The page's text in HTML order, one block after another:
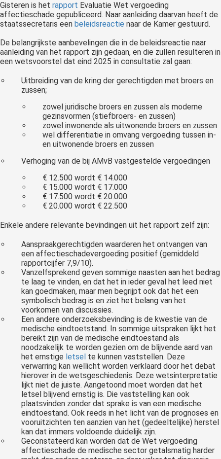
Gisteren is het rapport Evaluatie Wet vergoeding
affectieschade gepubliceerd. Naar aanleiding daarvan heeft de
staatssecretaris een beleidsreactie naar de Kamer gestuurd.
De belangrijkste aanbevelingen die in de beleidsreactie naar
aanleiding van het rapport zijn gedaan, en die zullen resulteren in
een wetsvoorstel dat eind 2025 in consultatie zal gaan:
Uitbreiding van de kring der gerechtigden met broers en
zussen;
zowel juridische broers en zussen als moderne
gezinsvormen (stiefbroers- en zussen)
zowel inwonende als uitwonende broers en zussen
wel differentiatie in omvang vergoeding tussen in-
en uitwonende broers en zussen
Verhoging van de bij AMvB vastgestelde vergoedingen
€ 12.500 wordt € 14.000
€ 15.000 wordt € 17.000
€ 17.500 wordt € 20.000
€ 20.000 wordt € 22.500
Enkele andere relevante bevindingen uit het rapport zelf zijn:
Aanspraakgerechtigden waarderen het ontvangen van
een affectieschadevergoeding positief (gemiddeld
rapportcijfer 7,9/10).
Vanzelfsprekend geven sommige naasten aan het bedrag
te laag te vinden, en dat het in ieder geval het leed niet
kan goedmaken, maar men begrijpt ook dat het een
symbolisch bedrag is en ziet het belang van het
voorkomen van discussies.
Een andere onderzoeksbevinding is de kwestie van de
medische eindtoetstand. In sommige uitspraken lijkt het
bereikt zijn van de medische eindtoestand als
noodzakelijk te worden gezien om de blijvende aard van
het ernstige letsel te kunnen vaststellen. Deze
verwarring kan wellicht worden verklaard door het debat
hierover in de wetsgeschiedenis. Deze wetsinterpretatie
lijkt niet de juiste. Aangetoond moet worden dat het
letsel blijvend ernstig is. Die vaststelling kan ook
plaatsvinden zonder dat sprake is van een medische
eindtoestand. Ook reeds in het licht van de prognoses en
vooruitzichten ten aanzien van het (gedeeltelijke) herstel
kan dat immers voldoende duidelijk zijn.
Geconstateerd kan worden dat de Wet vergoeding
affectieschade de medische sector getalsmatig harder